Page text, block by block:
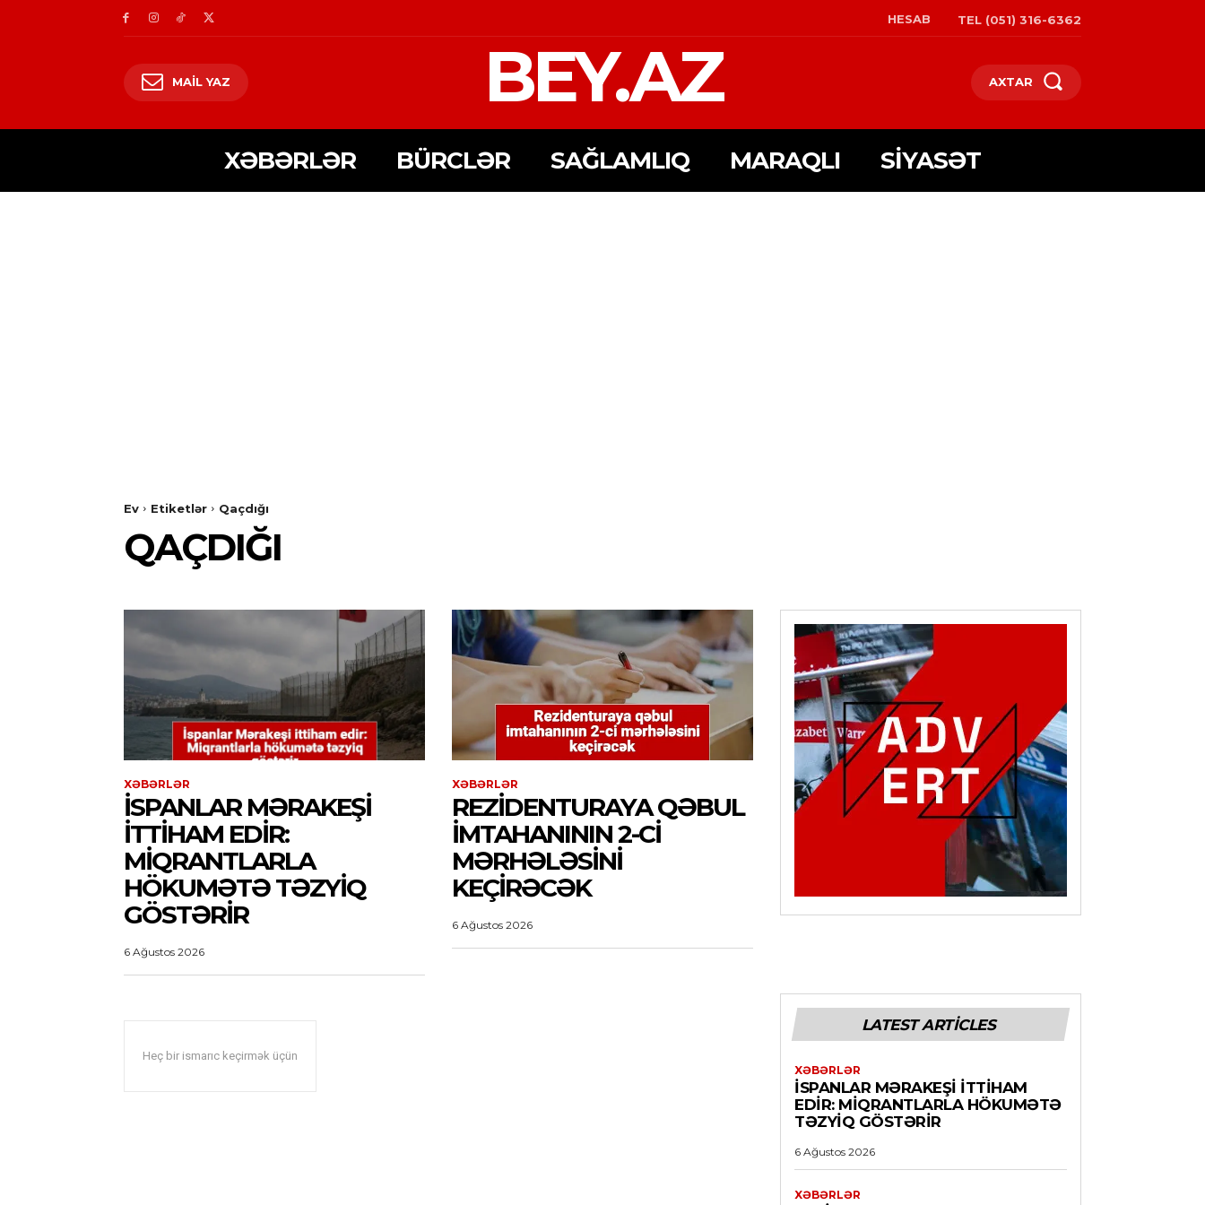
HESAB TEL (051) 316-6362
MAIL YAZ BEY.AZ AXTAR
XƏBƏRLƏR BÜRCLƏR SAĞLAMLIQ MARAQLI SIYASƏT
Ev Etiketlər Qaçdığı
QAÇDIĞI
XƏBƏRLƏR
İSPANLAR MƏRAKEŞI
ITTIHAM EDIR:
MIQRANTLARLA
HÖKUMƏTƏ TƏZYIQ
GÖSTƏRIR
6 Ağustos 2026
XƏBƏRLƏR
REZIDENTURAYA QƏBUL
IMTAHANININ 2-CI
MƏRHƏLƏSINI
KEÇIRƏCƏK
6 Ağustos 2026
Heç bir ismarıc keçirmək üçün
LATEST ARTICLES
XƏBƏRLƏR
İSPANLAR MƏRAKEŞI ITTIHAM
EDIR: MIQRANTLARLA HÖKUMƏTƏ
TƏZYIQ GÖSTƏRIR
6 Ağustos 2026
XƏBƏRLƏR